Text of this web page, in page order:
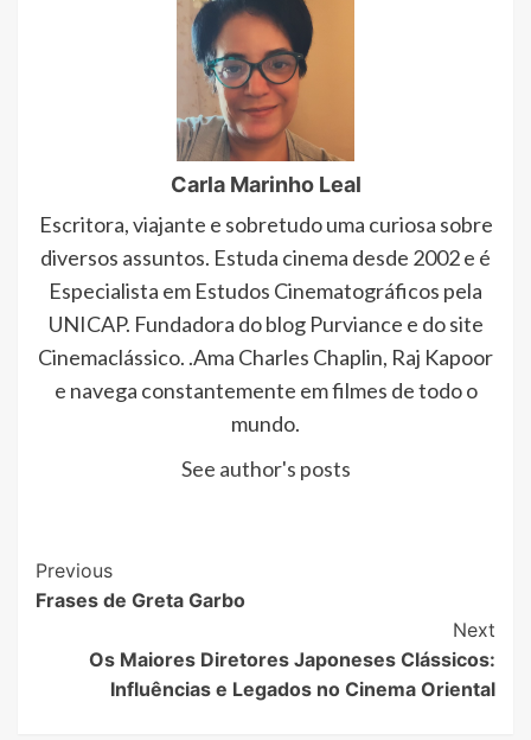
Carla Marinho Leal
Escritora, viajante e sobretudo uma curiosa sobre
diversos assuntos. Estuda cinema desde 2002 e é
Especialista em Estudos Cinematográficos pela
UNICAP. Fundadora do blog Purviance e do site
Cinemaclássico. .Ama Charles Chaplin, Raj Kapoor
e navega constantemente em filmes de todo o
mundo.
See author's posts
Post
Navigation
Previous
Frases de Greta Garbo
Next
Os Maiores Diretores Japoneses Clássicos:
Influências e Legados no Cinema Oriental